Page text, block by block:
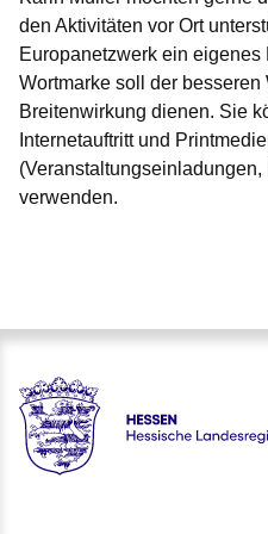
den Aktivitäten vor Ort
Europanetzwerk ein
Wortmarke soll der
Breitenwirkung dienen. Sie
Internetauftritt und
verwenden.
Hessen - Europanetzwerk